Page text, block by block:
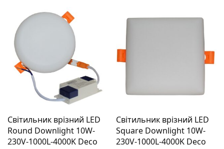
Світильник врізний LED
Round Downlight 10W-
230V-1000L-4000K Deco
Світильник врізний LED
Square Downlight 10W-
230V-1000L-4000K Deco